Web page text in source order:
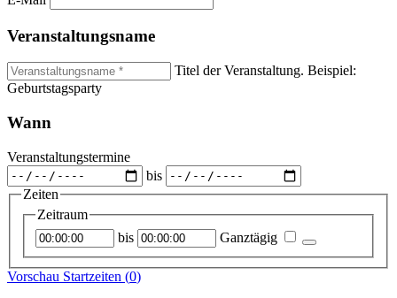
Veranstaltungsname
Titel der Veranstaltung. Beispiel:
Geburtstagsparty
Wann
Veranstaltungstermine
bis
Zeiten
Zeitraum
Startzeitpunkt bis Endzeitpunkt Ganztägig
Vorschau Startzeiten (0)